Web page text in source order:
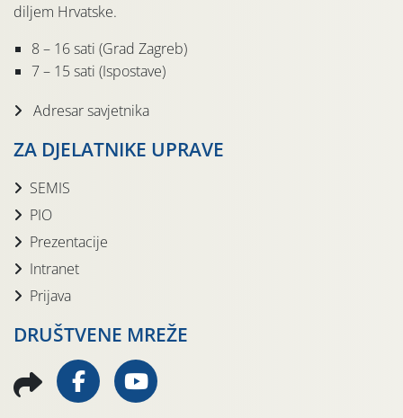
diljem Hrvatske.
8 – 16 sati (Grad Zagreb)
7 – 15 sati (Ispostave)
Adresar savjetnika
ZA DJELATNIKE UPRAVE
SEMIS
PIO
Prezentacije
Intranet
Prijava
DRUŠTVENE MREŽE